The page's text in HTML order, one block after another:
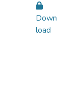
Down
load